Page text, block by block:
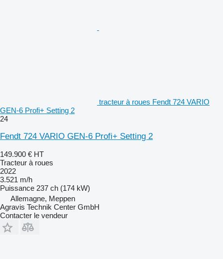
tracteur à roues Fendt 724 VARIO
GEN-6 Profi+ Setting 2
24
Fendt 724 VARIO GEN-6 Profi+ Setting 2
149.900 € HT
Tracteur à roues
2022
3.521 m/h
Puissance 237 ch (174 kW)
Allemagne, Meppen
Agravis Technik Center GmbH
Contacter le vendeur